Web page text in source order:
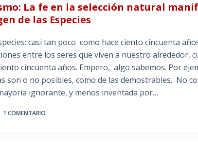
La fe en la selección natural
de las Especies
casi tan poco como hace ciento cincuenta
entre los seres que viven a nuestro alrededor,
cincuenta años. Empero, algo sabemos. Por
son o no posibles, como de las demostrables. No
ignorante, y menos inventada por…
1 COMENTARIO